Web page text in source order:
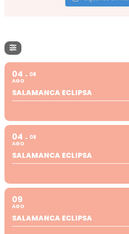
04
AGO
08
SALAMANCA ECLIPSA
04
AGO
08
SALAMANCA ECLIPSA
09
AGO
SALAMANCA ECLIPSA